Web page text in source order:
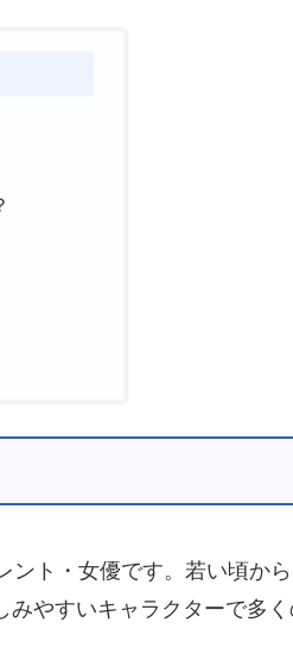
ント・女優です。若い頃か
やすいキャラクターで多く